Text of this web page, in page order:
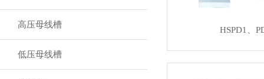
高压母线槽
低压母线槽
HSPD1、